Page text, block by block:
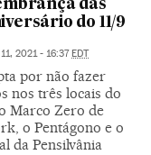
das
do 11/9
11, 2021 - 16:37 EDT
por não fazer
nos três locais do
Marco Zero de
o Pentágono e o
da Pensilvânia